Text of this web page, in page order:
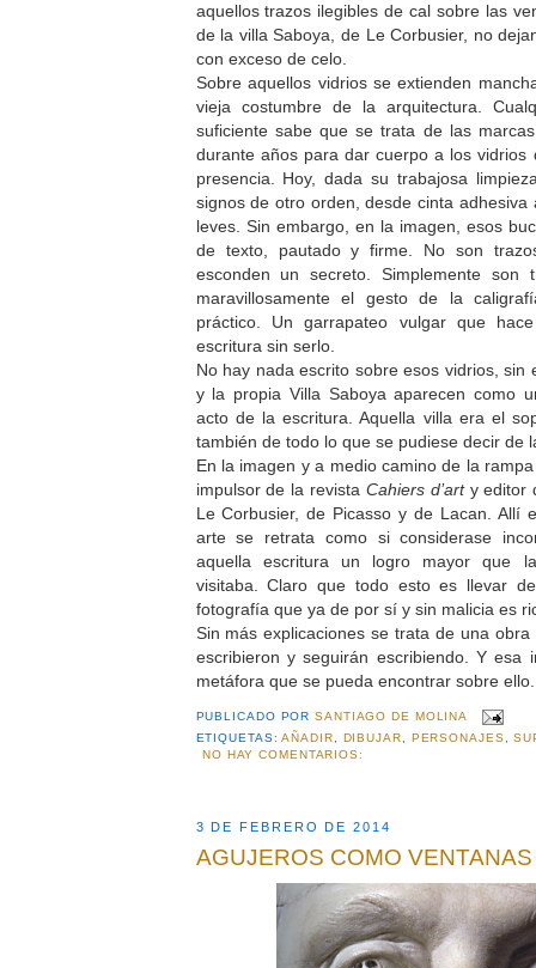
aquellos trazos ilegibles de cal sobre las
de la villa Saboya, de Le Corbusier, no
con exceso de celo.
Sobre aquellos vidrios se extienden
vieja costumbre de la arquitectura.
suficiente sabe que se trata de las
durante años para dar cuerpo a los
presencia. Hoy, dada su trabajosa
signos de otro orden, desde cinta
leves. Sin embargo, en la imagen, esos
de texto, pautado y firme. No son
esconden un secreto. Simplemente son
maravillosamente el gesto de la
práctico. Un garrapateo vulgar que
escritura sin serlo.
No hay nada escrito sobre esos vidrios, sin
y la propia Villa Saboya aparecen como
acto de la escritura. Aquella villa era el
también de todo lo que se pudiese decir de
En la imagen y a medio camino de la
impulsor de la revista Cahiers d’arty editor
Le Corbusier, de Picasso y de Lacan. Allí
arte se retrata como si considerase
aquella escritura un logro mayor que
visitaba. Claro que todo esto es llevar
fotografía que ya de por sí y sin malicia es
Sin más explicaciones se trata de una
escribieron y seguirán escribiendo. Y esa
metáfora que se pueda encontrar sobre ello.
PUBLICADO PORSANTIAGO DE MOLINA
ETIQUETAS:AÑADIR DIBUJAR PERSONAJES ,
NO HAY COMENTARIOS:
3 DE FEBRERO DE 2014
AGUJEROS COMO VENTANAS